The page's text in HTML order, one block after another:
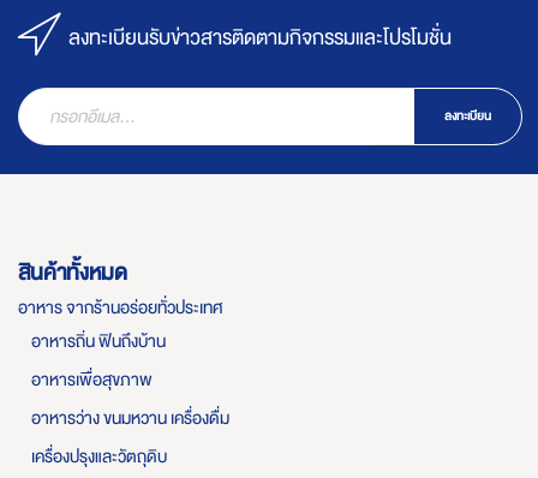
ลงทะเบียนรับข่าวสารติดตามกิจกรรมและโปรโมชั่น
ลงทะเบียน
สินค้าทั้งหมด
อาหาร จากร้านอร่อยทั่วประเทศ
อาหารถิ่น ฟินถึงบ้าน
อาหารเพื่อสุขภาพ
อาหารว่าง ขนมหวาน เครื่องดื่ม
เครื่องปรุงและวัตถุดิบ